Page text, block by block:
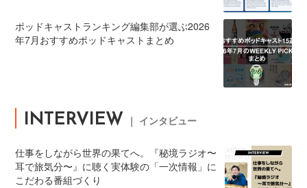
ポッドキャストランキング編集部が選ぶ2026
年7月おすすめポッドキャストまとめ
INTERVIEW ｜ インタビュー
仕事をしながら世界の果てへ。『秘境ラジオ〜
耳で旅気分〜』に聴く実体験の「一次情報」に
こだわる番組づくり